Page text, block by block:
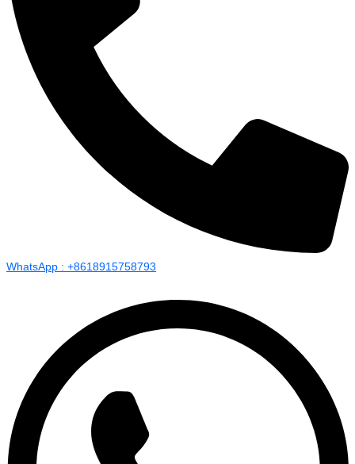
WhatsApp : +8618915758793